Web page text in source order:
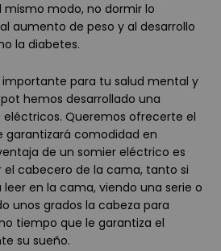
mismo modo, no dormir lo
aumento de peso y al desarrollo
la diabetes.
importante para tu salud mental y
hemos desarrollado una
Queremos ofrecerte el
garantizará comodidad en
de un somier eléctrico es
cabecero de la cama, tanto si
en la cama, viendo una serie o
unos grados la cabeza para
tiempo que le garantiza el
su sueño.